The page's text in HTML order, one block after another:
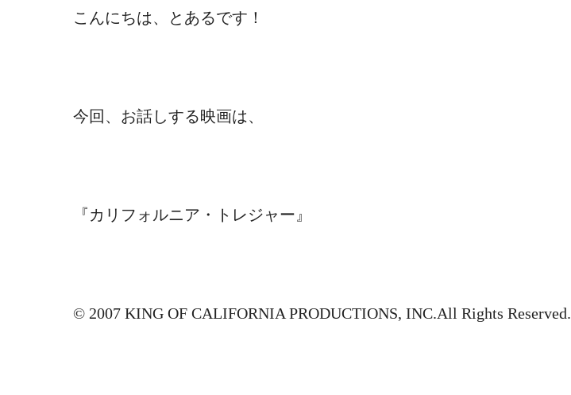
こんにちは、とあるです！
今回、お話しする映画は、
『カリフォルニア・トレジャー 』
© 2007 KING OF CALIFORNIA PRODUCTIONS, INC.All Rights Reserved.